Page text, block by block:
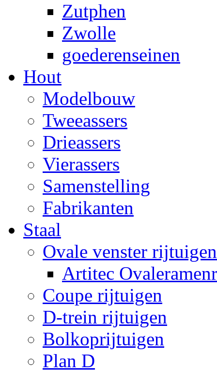
Zutphen
Zwolle
goederenseinen
Hout
Modelbouw
Tweeassers
Drieassers
Vierassers
Samenstelling
Fabrikanten
Staal
Ovale venster rijtuigen
Artitec
Coupe rijtuigen
D-trein rijtuigen
Bolkoprijtuigen
Plan D